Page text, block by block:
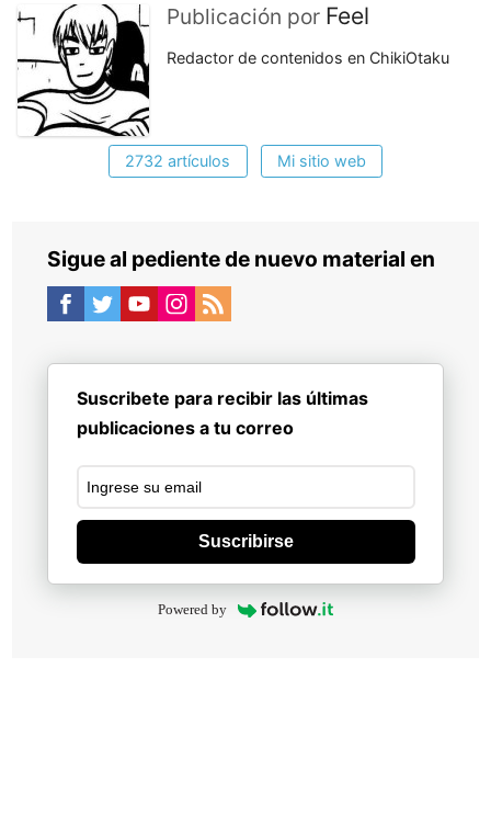
Publicación por Feel
Redactor de contenidos en ChikiOtaku
2732 artículos Mi sitio web
Sigue al pediente de nuevo material en
Suscribete para recibir las últimas
publicaciones a tu correo
Suscribirse
Powered by